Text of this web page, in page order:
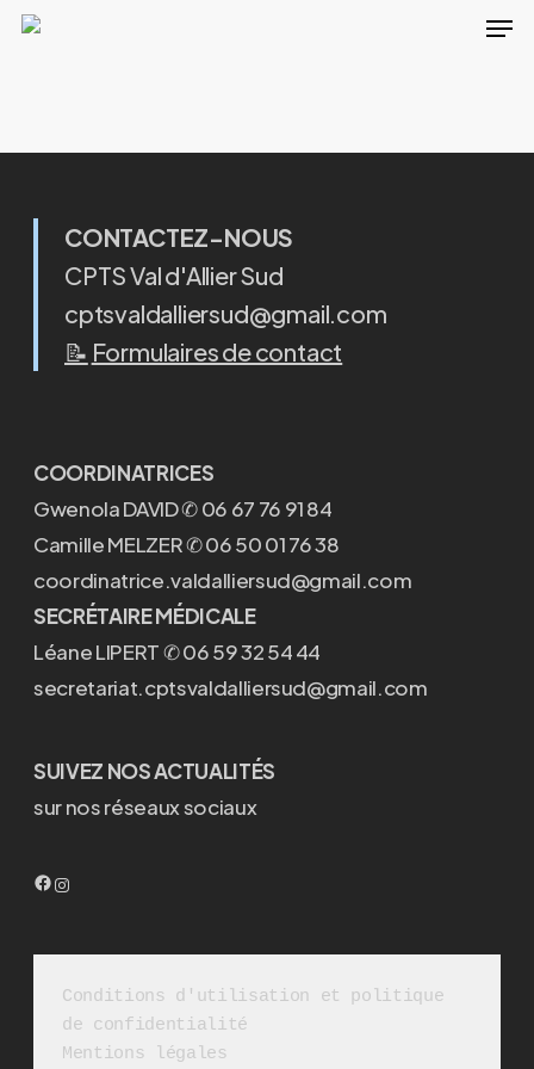
Skip
CONTACTEZ-NOUS
CPTS Val d'Allier Sud
cptsvaldalliersud@gmail.com
📝 Formulaires de contact
COORDINATRICES
Gwenola DAVID ✆ 06 67 76 91 84
Camille MELZER ✆ 06 50 01 76 38
coordinatrice.valdalliersud@gmail.com
SECRÉTAIRE MÉDICALE
Léane LIPERT ✆ 06 59 32 54 44
secretariat.cptsvaldalliersud@gmail.com
SUIVEZ NOS ACTUALITÉS
sur nos réseaux sociaux
Facebook
Conditions d'utilisation et politique
de confidentialité
Mentions légales